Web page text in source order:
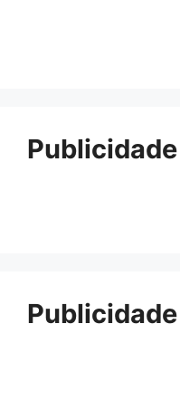
Publicidade
Publicidade